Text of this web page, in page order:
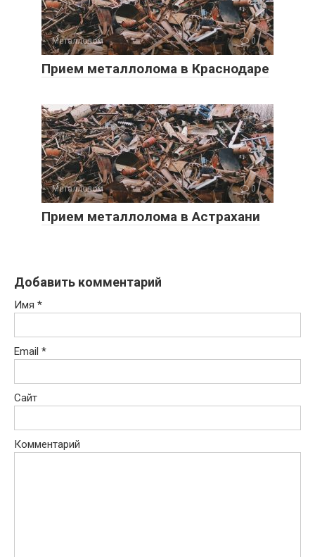
Металлолом 0
Прием металлолома в Краснодаре
Металлолом 0
Прием металлолома в Астрахани
Добавить комментарий
Имя *
Email *
Сайт
Комментарий